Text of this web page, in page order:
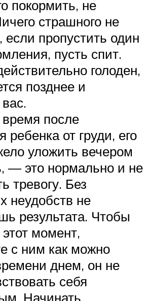
покормить, не
страшного не
если пропустить один
пусть спит.
голоден,
позднее и
после
ребенка от груди, его
уложить вечером
— это нормально и не
тревогу. Без
неудобств не
результата. Чтобы
момент,
с ним как можно
днем, он не
себя
Начинать